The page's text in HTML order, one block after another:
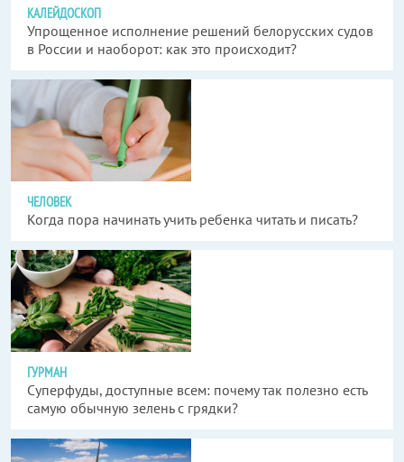
КАЛЕЙДОСКОП
Упрощенное исполнение решений белорусских судов
в России и наоборот: как это происходит?
ЧЕЛОВЕК
Когда пора начинать учить ребенка читать и писать?
ГУРМАН
Суперфуды, доступные всем: почему так полезно есть
самую обычную зелень с грядки?